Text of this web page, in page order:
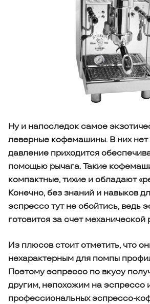
Ну и напоследок самое
леверные кофемашины. В них
давление приходится
помощью рычага. Такие
компактные, тихие и обладают
Конечно, без знаний и навыков
эспрессо тут не обойтись, ведь
готовится за счет механической
Из плюсов стоит отметить, что
нехарактерным для помпы
Поэтому эспрессо по вкусу
другим, непохожим на эспрессо
профессиональных эспрессо-